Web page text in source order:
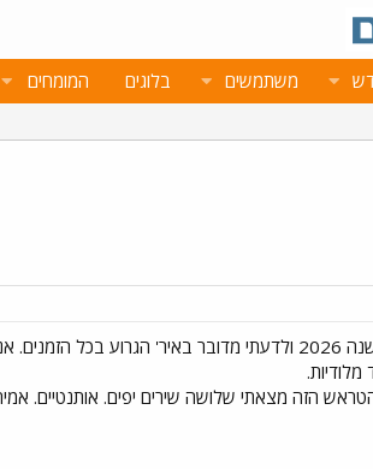
משתמשים בלוגים המומחים
הזה מצאתי שלושה שירים יפים. אותנטיים.